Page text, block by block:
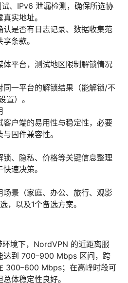
、IPv6 泄漏检测，确保所选协
实地址。
认是否有日志记录、数据收集范
条款。
体平台，测试地区限制解锁情况
同一平台的解锁结果（能解锁/不
置）。
客户端的易用性与稳定性，必要
固件兼容性。
锁、隐私、价格等关键信息整理
速决策。
场景（家庭、办公、旅行、观影
，以及1个备选方案。
境下，NordVPN 的近距离服
达到 700–900 Mbps 区间，跨
300–600 Mbps；在高峰时段可
体稳定性良好。